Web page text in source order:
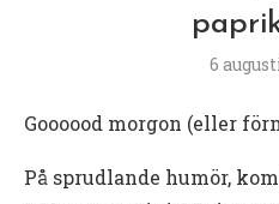
6
Goooood morgon (eller
På sprudlande humör,